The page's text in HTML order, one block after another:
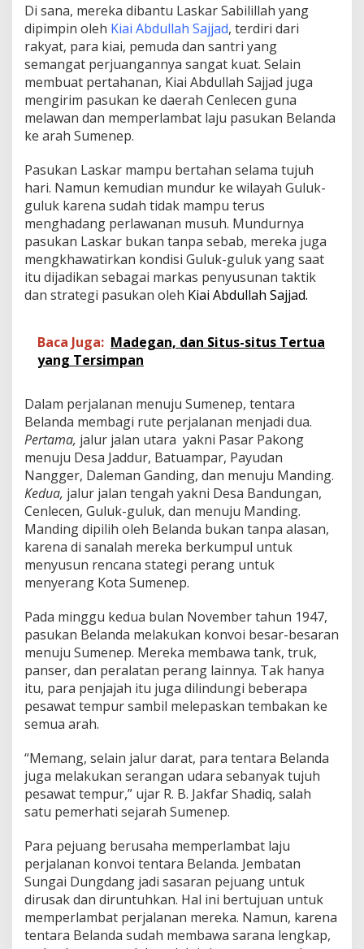
Di sana, mereka dibantu Laskar Sabilillah yang
dipimpin oleh Kiai Abdullah Sajjad, terdiri dari
rakyat, para kiai, pemuda dan santri yang
semangat perjuangannya sangat kuat. Selain
membuat pertahanan, Kiai Abdullah Sajjad juga
mengirim pasukan ke daerah Cenlecen guna
melawan dan memperlambat laju pasukan Belanda
ke arah Sumenep.
Pasukan Laskar mampu bertahan selama tujuh
hari. Namun kemudian mundur ke wilayah Guluk-
guluk karena sudah tidak mampu terus
menghadang perlawanan musuh. Mundurnya
pasukan Laskar bukan tanpa sebab, mereka juga
mengkhawatirkan kondisi Guluk-guluk yang saat
itu dijadikan sebagai markas penyusunan taktik
dan strategi pasukan oleh Kiai Abdullah Sajjad.
Baca Juga: Madegan, dan Situs-situs Tertua
yang Tersimpan
Dalam perjalanan menuju Sumenep, tentara
Belanda membagi rute perjalanan menjadi dua.
Pertama, jalur jalan utara yakni Pasar Pakong
menuju Desa Jaddur, Batuampar, Payudan
Nangger, Daleman Ganding, dan menuju Manding.
Kedua, jalur jalan tengah yakni Desa Bandungan,
Cenlecen, Guluk-guluk, dan menuju Manding.
Manding dipilih oleh Belanda bukan tanpa alasan,
karena di sanalah mereka berkumpul untuk
menyusun rencana stategi perang untuk
menyerang Kota Sumenep.
Pada minggu kedua bulan November tahun 1947,
pasukan Belanda melakukan konvoi besar-besaran
menuju Sumenep. Mereka membawa tank, truk,
panser, dan peralatan perang lainnya. Tak hanya
itu, para penjajah itu juga dilindungi beberapa
pesawat tempur sambil melepaskan tembakan ke
semua arah.
“Memang, selain jalur darat, para tentara Belanda
juga melakukan serangan udara sebanyak tujuh
pesawat tempur,” ujar R. B. Jakfar Shadiq, salah
satu pemerhati sejarah Sumenep.
Para pejuang berusaha memperlambat laju
perjalanan konvoi tentara Belanda. Jembatan
Sungai Dungdang jadi sasaran pejuang untuk
dirusak dan diruntuhkan. Hal ini bertujuan untuk
memperlambat perjalanan mereka. Namun, karena
tentara Belanda sudah membawa sarana lengkap,